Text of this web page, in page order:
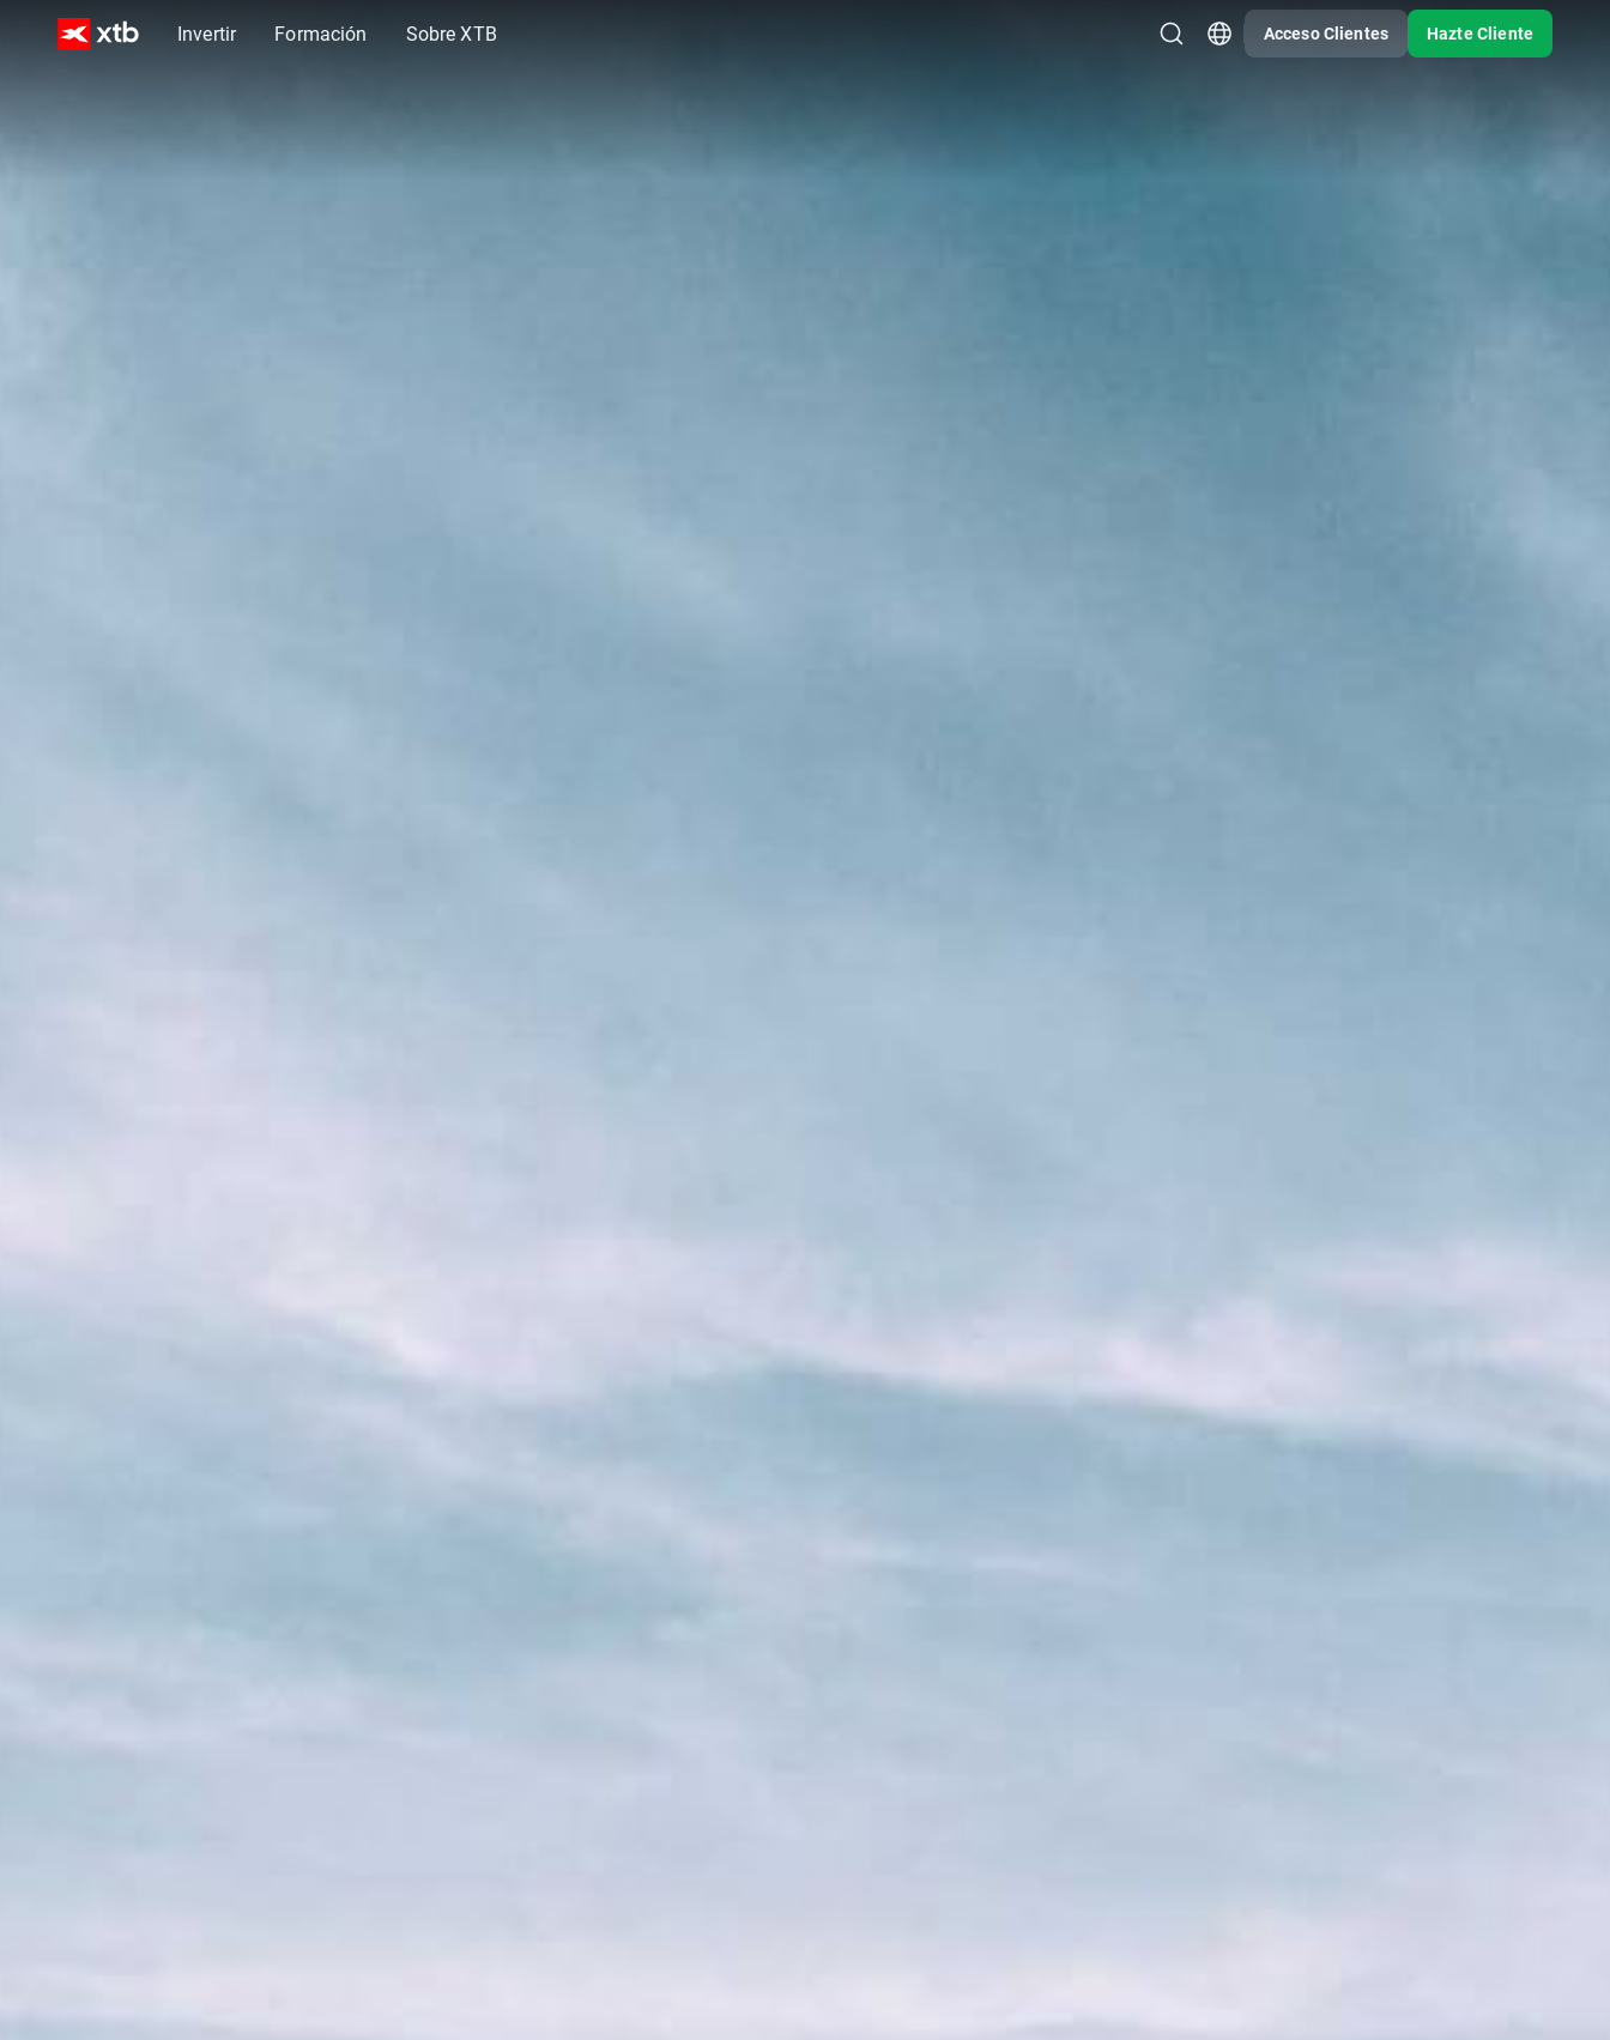
Invertir Formación Sobre XTB Acceso Clientes Hazte Cliente